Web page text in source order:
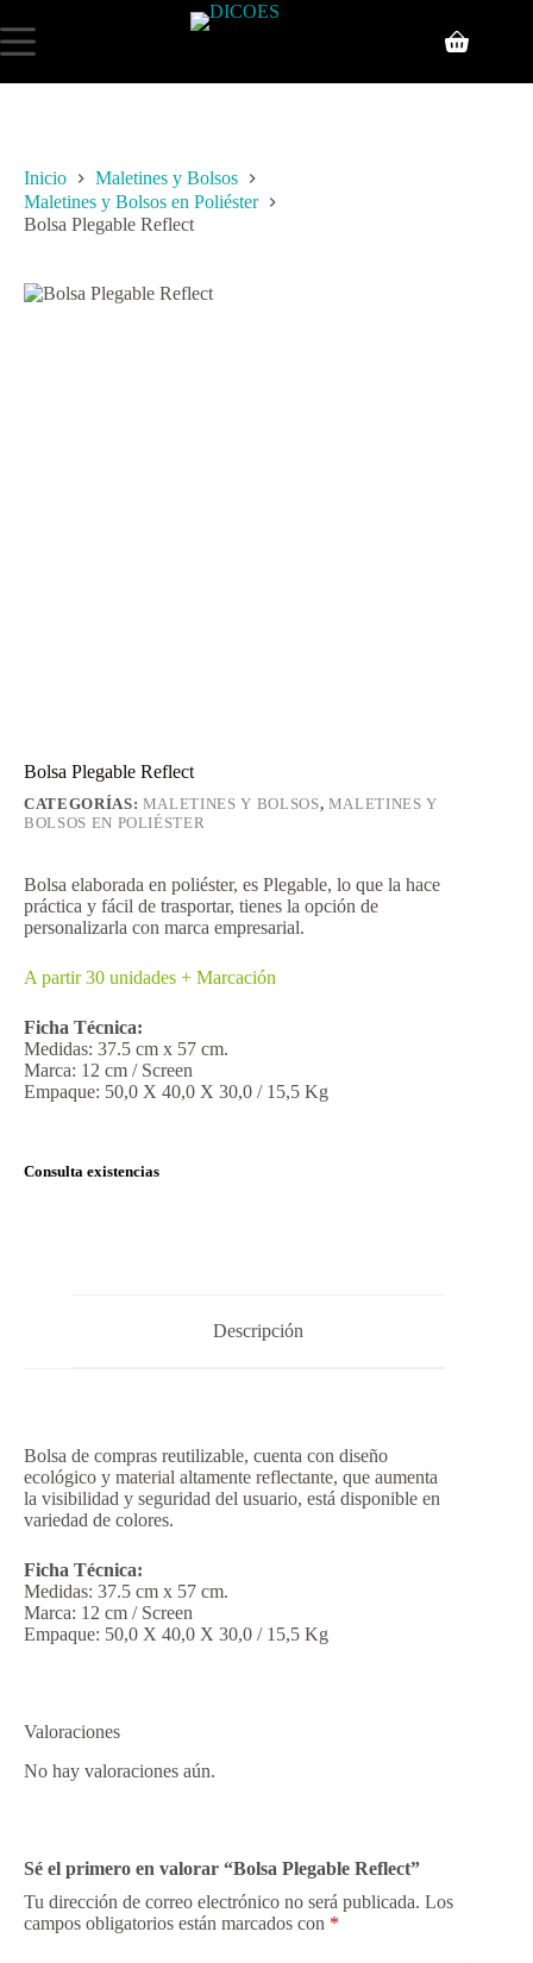
Inicio
Maletines y Bolsos
Maletines y Bolsos en Poliéster
Bolsa Plegable Reflect
Bolsa Plegable Reflect
CATEGORÍAS: MALETINES Y BOLSOS, MALETINES Y
BOLSOS EN POLIÉSTER
Bolsa elaborada en poliéster, es Plegable, lo que la hace
práctica y fácil de trasportar, tienes la opción de
personalizarla con marca empresarial.
A partir 30 unidades + Marcación
Ficha Técnica:
Medidas: 37.5 cm x 57 cm.
Marca: 12 cm / Screen
Empaque: 50,0 X 40,0 X 30,0 / 15,5 Kg
Consulta existencias
Descripción
Bolsa de compras reutilizable, cuenta con diseño
ecológico y material altamente reflectante, que aumenta
la visibilidad y seguridad del usuario, está disponible en
variedad de colores.
Ficha Técnica:
Medidas: 37.5 cm x 57 cm.
Marca: 12 cm / Screen
Empaque: 50,0 X 40,0 X 30,0 / 15,5 Kg
Valoraciones
No hay valoraciones aún.
Sé el primero en valorar “Bolsa Plegable Reflect”
Tu dirección de correo electrónico no será publicada. Los
campos obligatorios están marcados con *